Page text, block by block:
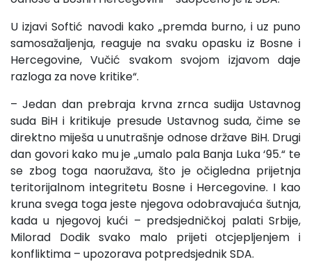
U izjavi Softić navodi kako „premda burno, i uz puno
samosažaljenja, reaguje na svaku opasku iz Bosne i
Hercegovine, Vučić svakom svojom izjavom daje
razloga za nove kritike“.
– Jedan dan prebraja krvna zrnca sudija Ustavnog
suda BiH i kritikuje presude Ustavnog suda, čime se
direktno miješa u unutrašnje odnose države BiH. Drugi
dan govori kako mu je „umalo pala Banja Luka ‘95.“ te
se zbog toga naoružava, što je očigledna prijetnja
teritorijalnom integritetu Bosne i Hercegovine. I kao
kruna svega toga jeste njegova odobravajuća šutnja,
kada u njegovoj kući – predsjedničkoj palati Srbije,
Milorad Dodik svako malo prijeti otcjepljenjem i
konfliktima – upozorava potpredsjednik SDA.